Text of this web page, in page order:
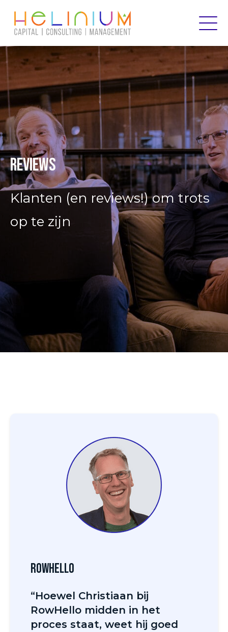
Reviews
Klanten (en reviews!) om trots
op te zijn
RowHello
“Hoewel Christiaan bij
RowHello midden in het
proces staat, weet hij goed